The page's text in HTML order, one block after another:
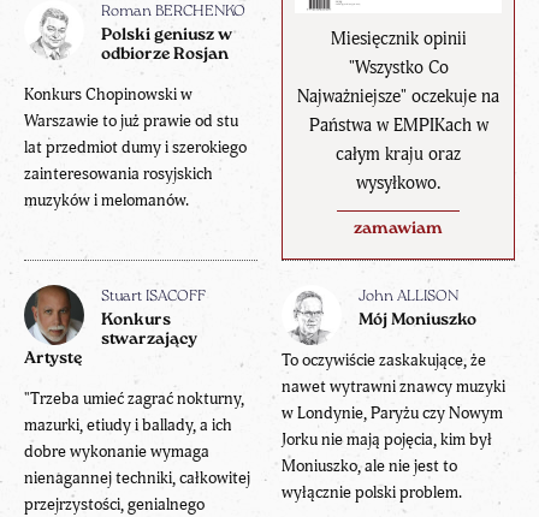
Miesięcznik opinii
"Wszystko Co
Najważniejsze" oczekuje na
Państwa w EMPIKach w
całym kraju oraz
wysyłkowo.
zamawiam
Roman BERCHENKO
Polski geniusz w
odbiorze Rosjan
Konkurs Chopinowski w
Warszawie to już prawie od stu
lat przedmiot dumy i szerokiego
zainteresowania rosyjskich
muzyków i melomanów.
Stuart ISACOFF
Konkurs
stwarzający
Artystę
"Trzeba umieć zagrać nokturny,
mazurki, etiudy i ballady, a ich
dobre wykonanie wymaga
nienagannej techniki, całkowitej
przejrzystości, genialnego
John ALLISON
Mój Moniuszko
To oczywiście zaskakujące, że
nawet wytrawni znawcy muzyki
w Londynie, Paryżu czy Nowym
Jorku nie mają pojęcia, kim był
Moniuszko, ale nie jest to
wyłącznie polski problem.